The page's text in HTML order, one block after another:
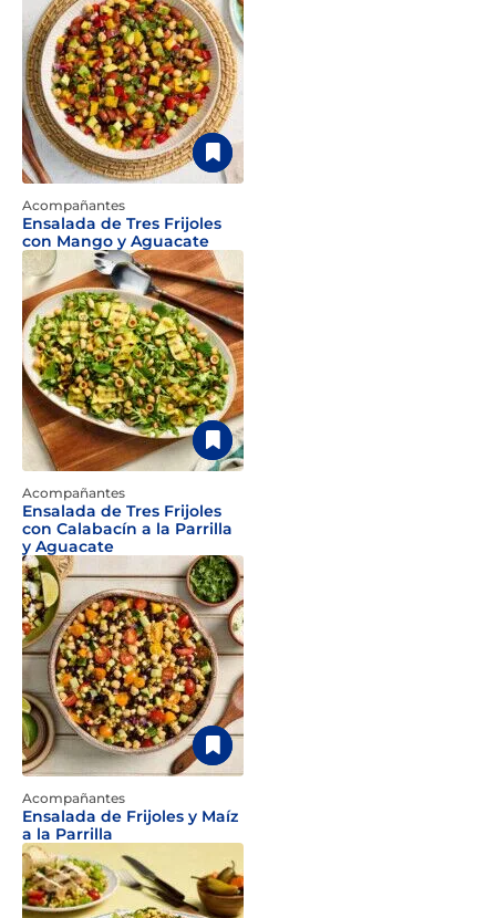
Acompañantes
Ensalada de Tres Frijoles
con Mango y Aguacate
Acompañantes
Ensalada de Tres Frijoles
con Calabacín a la Parrilla
y Aguacate
Acompañantes
Ensalada de Frijoles y Maíz
a la Parrilla